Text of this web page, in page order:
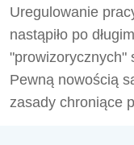
Uregulowanie
nastąpiło po
"prowizorycznych"
Pewną nowością
zasady chroniące